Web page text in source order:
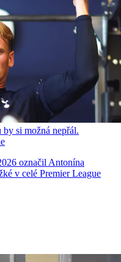
si možná nepřál.
označil Antonína
v celé Premier League